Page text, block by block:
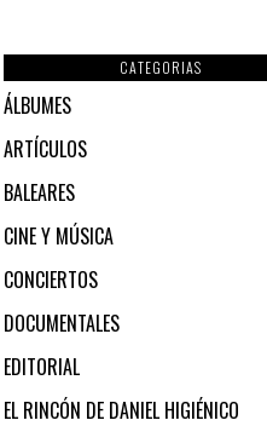
CATEGORIAS
ÁLBUMES
ARTÍCULOS
BALEARES
CINE Y MÚSICA
CONCIERTOS
DOCUMENTALES
EDITORIAL
EL RINCÓN DE DANIEL HIGIÉNICO